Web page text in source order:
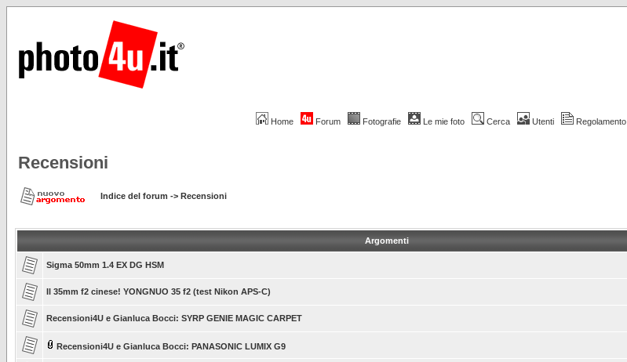
Home Forum Fotografie Le mie foto Cerca Utenti Regolamento
Recensioni
Indice del forum -> Recensioni
Argomenti
Sigma 50mm 1.4 EX DG HSM
Il 35mm f2 cinese! YONGNUO 35 f2 (test Nikon APS-C)
Recensioni4U e Gianluca Bocci: SYRP GENIE MAGIC CARPET
Recensioni4U e Gianluca Bocci: PANASONIC LUMIX G9